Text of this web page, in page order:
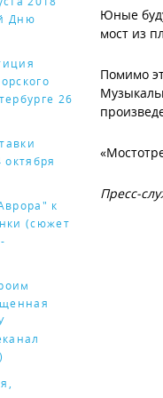
Дню
26
к
(сюжет
Юные
мост из
Помимо
Пресс-